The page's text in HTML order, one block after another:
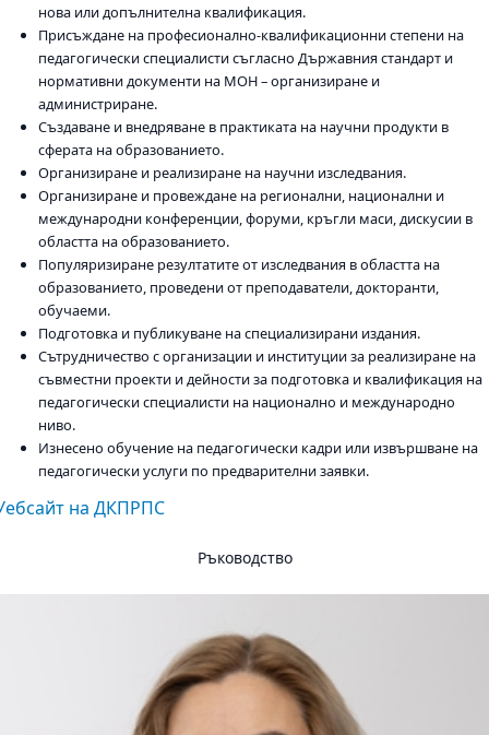
нова или допълнителна квалификация.
Присъждане на професионално-квалификационни степени на
педагогически специалисти съгласно Държавния стандарт и
нормативни документи на МОН – организиране и
администриране.
Създаване и внедряване в практиката на научни продукти в
сферата на образованието.
Организиране и реализиране на научни изследвания.
Организиране и провеждане на регионални, национални и
международни конференции, форуми, кръгли маси, дискусии в
областта на образованието.
Популяризиране резултатите от изследвания в областта на
образованието, проведени от преподаватели, докторанти,
обучаеми.
Подготовка и публикуване на специализирани издания.
Сътрудничество с организации и институции за реализиране на
съвместни проекти и дейности за подготовка и квалификация на
педагогически специалисти на национално и международно
ниво.
Изнесено обучение на педагогически кадри или извършване на
педагогически услуги по предварителни заявки.
на ДКПРПС
Ръководство